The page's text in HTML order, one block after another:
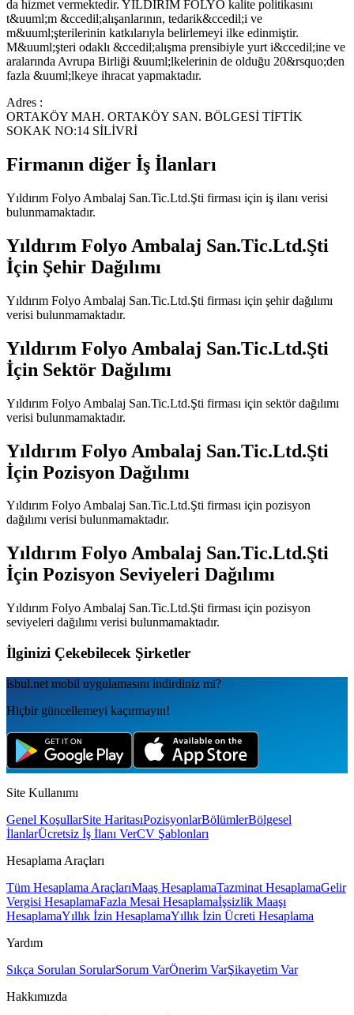
da hizmet vermektedir. YILDIRIM FOLYO kalite politikasını
t&uuml;m &ccedil;alışanlarının, tedarik&ccedil;i ve
m&uuml;şterilerinin katkılarıyla belirlemeyi ilke edinmiştir.
M&uuml;şteri odaklı &ccedil;alışma prensibiyle yurt i&ccedil;ine ve
aralarında Avrupa Birliği &uuml;lkelerinin de olduğu 20&rsquo;den
fazla &uuml;lkeye ihracat yapmaktadır.
Adres :
ORTAKÖY MAH. ORTAKÖY SAN. BÖLGESİ TİFTİK
SOKAK NO:14 SİLİVRİ
Firmanın diğer İş İlanları
Yıldırım Folyo Ambalaj San.Tic.Ltd.Şti firması için iş ilanı verisi
bulunmamaktadır.
Yıldırım Folyo Ambalaj San.Tic.Ltd.Şti
İçin Şehir Dağılımı
Yıldırım Folyo Ambalaj San.Tic.Ltd.Şti firması için şehir dağılımı
verisi bulunmamaktadır.
Yıldırım Folyo Ambalaj San.Tic.Ltd.Şti
İçin Sektör Dağılımı
Yıldırım Folyo Ambalaj San.Tic.Ltd.Şti firması için sektör dağılımı
verisi bulunmamaktadır.
Yıldırım Folyo Ambalaj San.Tic.Ltd.Şti
İçin Pozisyon Dağılımı
Yıldırım Folyo Ambalaj San.Tic.Ltd.Şti firması için pozisyon
dağılımı verisi bulunmamaktadır.
Yıldırım Folyo Ambalaj San.Tic.Ltd.Şti
İçin Pozisyon Seviyeleri Dağılımı
Yıldırım Folyo Ambalaj San.Tic.Ltd.Şti firması için pozisyon
seviyeleri dağılımı verisi bulunmamaktadır.
İlginizi Çekebilecek Şirketler
isbul.net mobil uygulamаsını indirdiniz mi?
Hiçbir güncellemeyi kaçırmayın!
Site Kullanımı
Genel KoşullarSite HaritasıPozisyonlarBölümlerBölgesel
İlanlarÜcretsiz İş İlanı VerCV Şablonları
Hesaplama Araçları
Tüm Hesaplama AraçlarıMaaş HesaplamaTazminat HesaplamaGelir
Vergisi HesaplamaFazla Mesai Hesaplamaİşsizlik Maaşı
HesaplamaYıllık İzin HesaplamaYıllık İzin Ücreti Hesaplama
Yardım
Sıkça Sorulan SorularSorum VarÖnerim VarŞikayetim Var
Hakkımızda